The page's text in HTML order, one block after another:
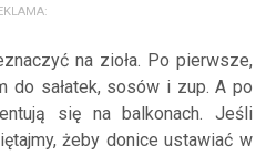
na zioła. Po pierwsze,
do sałatek, sosów i zup. A po
się na balkonach. Jeśli
żeby donice ustawiać w